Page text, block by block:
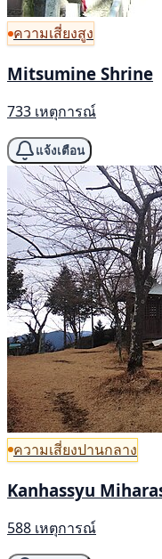
ความเสี่ยงสูง
Mitsumine Shrine
733 เหตุการณ์
แจ้งเตือน
ความเสี่ยงปานกลาง
Kanhassyu
588 เหตุการณ์